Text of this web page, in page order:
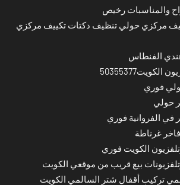
والمناسبات رخيص
مركزي حولي تنظيف دكتات تكييف مركزي
الفنطاس
فوري
حولي
الفروانية فوري
غرناطة
الكويت فوري
بيع قريب من موقعي الكويت
تركيب أقفال شتر السالمي الكويت